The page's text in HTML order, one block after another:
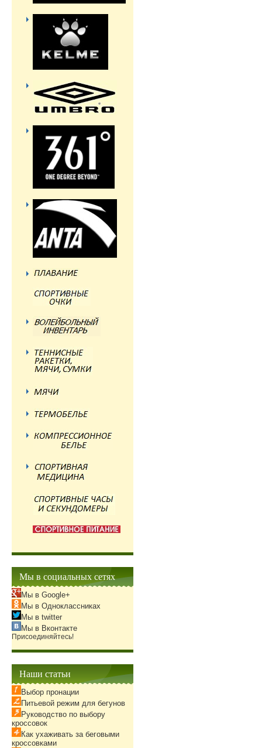
Мы в социальных сетях
Мы в Google+
Мы в Одноклассниках
Мы в twitter
Мы в Вконтакте
Присоединяйтесь!
Наши статьи
Выбор пронации
Питьевой режим для бегунов
Руководство по выбору
кроссовок
Как ухаживать за беговыми
кроссовками